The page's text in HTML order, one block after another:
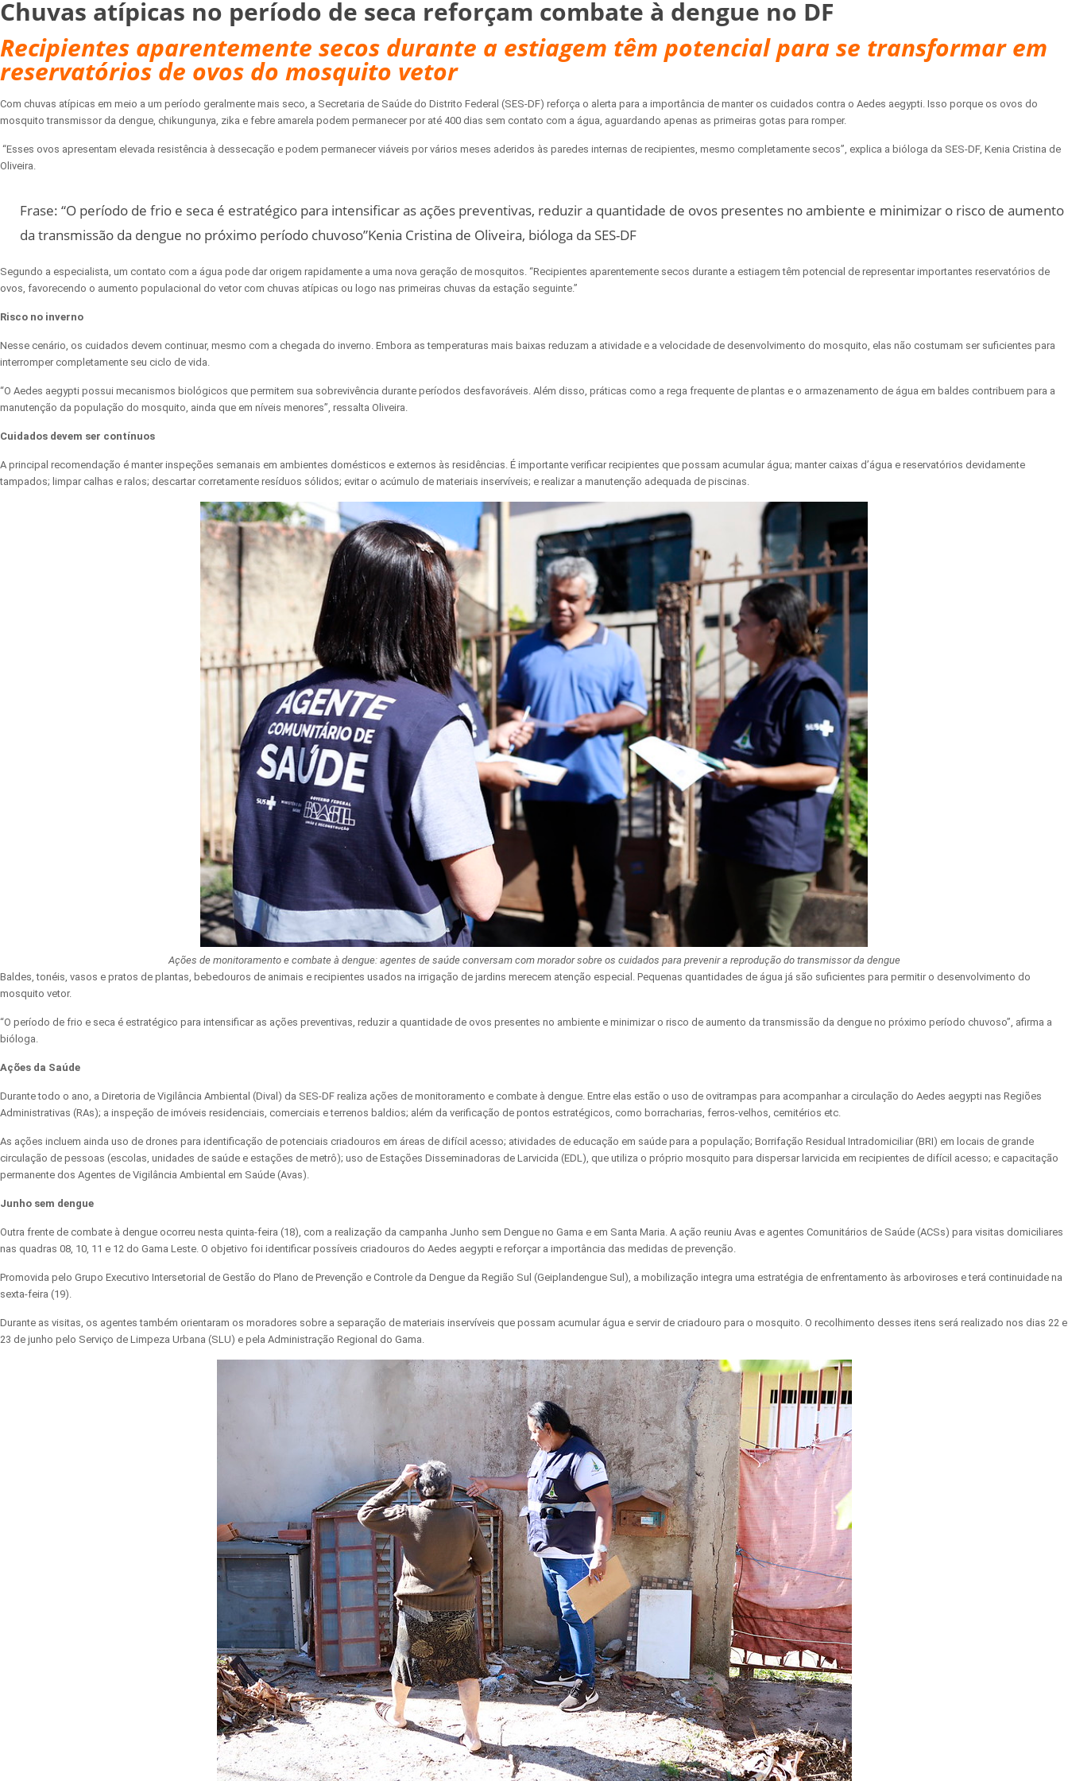
Chuvas atípicas no período de seca reforçam combate à dengue no DF
Recipientes aparentemente secos durante a estiagem têm potencial para se transformar em
reservatórios de ovos do mosquito vetor
Com chuvas atípicas em meio a um período geralmente mais seco, a Secretaria de Saúde do Distrito Federal (SES-DF) reforça o alerta para a importância de manter os cuidados contra o Aedes aegypti. Isso porque os ovos do
mosquito transmissor da dengue, chikungunya, zika e febre amarela podem permanecer por até 400 dias sem contato com a água, aguardando apenas as primeiras gotas para romper.
“Esses ovos apresentam elevada resistência à dessecação e podem permanecer viáveis por vários meses aderidos às paredes internas de recipientes, mesmo completamente secos”, explica a bióloga da SES-DF, Kenia Cristina de
Oliveira.
Frase: “O período de frio e seca é estratégico para intensificar as ações preventivas, reduzir a quantidade de ovos presentes no ambiente e minimizar o risco de aumento
da transmissão da dengue no próximo período chuvoso”Kenia Cristina de Oliveira, bióloga da SES-DF
Segundo a especialista, um contato com a água pode dar origem rapidamente a uma nova geração de mosquitos. “Recipientes aparentemente secos durante a estiagem têm potencial de representar importantes reservatórios de
ovos, favorecendo o aumento populacional do vetor com chuvas atípicas ou logo nas primeiras chuvas da estação seguinte.”
Risco no inverno
Nesse cenário, os cuidados devem continuar, mesmo com a chegada do inverno. Embora as temperaturas mais baixas reduzam a atividade e a velocidade de desenvolvimento do mosquito, elas não costumam ser suficientes para
interromper completamente seu ciclo de vida.
“O Aedes aegypti possui mecanismos biológicos que permitem sua sobrevivência durante períodos desfavoráveis. Além disso, práticas como a rega frequente de plantas e o armazenamento de água em baldes contribuem para a
manutenção da população do mosquito, ainda que em níveis menores”, ressalta Oliveira.
Cuidados devem ser contínuos
A principal recomendação é manter inspeções semanais em ambientes domésticos e externos às residências. É importante verificar recipientes que possam acumular água; manter caixas d’água e reservatórios devidamente
tampados; limpar calhas e ralos; descartar corretamente resíduos sólidos; evitar o acúmulo de materiais inservíveis; e realizar a manutenção adequada de piscinas.
Ações de monitoramento e combate à dengue: agentes de saúde conversam com morador sobre os cuidados para prevenir a reprodução do transmissor da dengue
Baldes, tonéis, vasos e pratos de plantas, bebedouros de animais e recipientes usados na irrigação de jardins merecem atenção especial. Pequenas quantidades de água já são suficientes para permitir o desenvolvimento do
mosquito vetor.
“O período de frio e seca é estratégico para intensificar as ações preventivas, reduzir a quantidade de ovos presentes no ambiente e minimizar o risco de aumento da transmissão da dengue no próximo período chuvoso”, afirma a
bióloga.
Ações da Saúde
Durante todo o ano, a Diretoria de Vigilância Ambiental (Dival) da SES-DF realiza ações de monitoramento e combate à dengue. Entre elas estão o uso de ovitrampas para acompanhar a circulação do Aedes aegypti nas Regiões
Administrativas (RAs); a inspeção de imóveis residenciais, comerciais e terrenos baldios; além da verificação de pontos estratégicos, como borracharias, ferros-velhos, cemitérios etc.
As ações incluem ainda uso de drones para identificação de potenciais criadouros em áreas de difícil acesso; atividades de educação em saúde para a população; Borrifação Residual Intradomiciliar (BRI) em locais de grande
circulação de pessoas (escolas, unidades de saúde e estações de metrô); uso de Estações Disseminadoras de Larvicida (EDL), que utiliza o próprio mosquito para dispersar larvicida em recipientes de difícil acesso; e capacitação
permanente dos Agentes de Vigilância Ambiental em Saúde (Avas).
Junho sem dengue
Outra frente de combate à dengue ocorreu nesta quinta-feira (18), com a realização da campanha Junho sem Dengue no Gama e em Santa Maria. A ação reuniu Avas e agentes Comunitários de Saúde (ACSs) para visitas domiciliares
nas quadras 08, 10, 11 e 12 do Gama Leste. O objetivo foi identificar possíveis criadouros do Aedes aegypti e reforçar a importância das medidas de prevenção.
Promovida pelo Grupo Executivo Intersetorial de Gestão do Plano de Prevenção e Controle da Dengue da Região Sul (Geiplandengue Sul), a mobilização integra uma estratégia de enfrentamento às arboviroses e terá continuidade na
sexta-feira (19).
Durante as visitas, os agentes também orientaram os moradores sobre a separação de materiais inservíveis que possam acumular água e servir de criadouro para o mosquito. O recolhimento desses itens será realizado nos dias 22 e
23 de junho pelo Serviço de Limpeza Urbana (SLU) e pela Administração Regional do Gama.